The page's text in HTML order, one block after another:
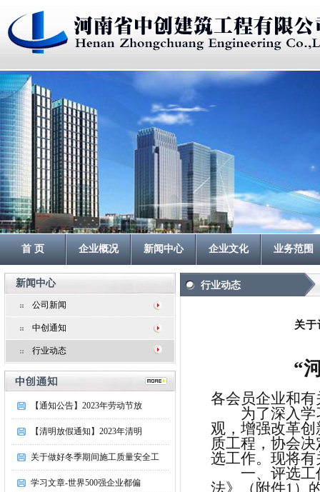
首 页 企业概况 新闻中心 企业文化 业务范围
新闻中心
公司新闻
中创通知
行业动态
【通知公告】2023年劳动节放
【清明放假通知】2023年清明
关于做好冬季期间施工质量安全工
学习文章-世界500强企业都偏
行业动态
关
“
各会员企业和有
为了深入
观，增强改革
质工程，协会
选工作。现将
一、评选
法》（附件1）